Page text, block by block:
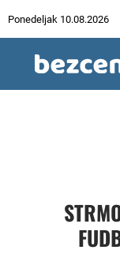
Ponedeljak 10.08.2026